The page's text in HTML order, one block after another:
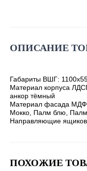
ОПИСАНИЕ
Габариты ВШГ:
Материал корпуса
анкор тёмный
Материал фасада
Мокко, Палм блю,
Направляющие
ПОХОЖИЕ